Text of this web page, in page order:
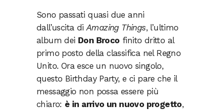
Sono passati quasi due anni
dall’uscita diAmazing Things, l’ultimo
album dei Don Broco finito dritto al
primo posto della classifica nel Regno
Unito. Ora esce un nuovo singolo,
questo Birthday Party, e ci pare che il
messaggio non possa essere più
chiaro: è in arrivo un nuovo progetto,